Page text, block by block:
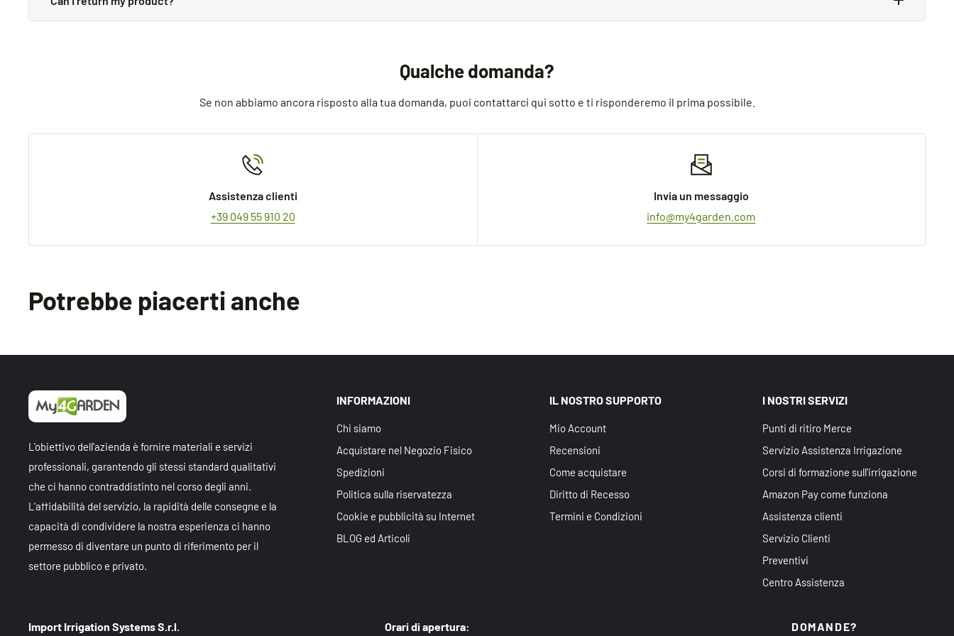
Qualche domanda?
Se non abbiamo ancora risposto alla tua domanda, puoi contattarci qui sotto e ti risponderemo il prima possibile.
Assistenza clienti
+39 049 55 910 20
Invia un messaggio
info@my4garden.com
Potrebbe piacerti anche
L'obiettivo dell'azienda è fornire materiali e servizi
professionali, garantendo gli stessi standard qualitativi
che ci hanno contraddistinto nel corso degli anni.
L'affidabilità del servizio, la rapidità delle consegne e la
capacità di condividere la nostra esperienza ci hanno
permesso di diventare un punto di riferimento per il
settore pubblico e privato.
INFORMAZIONI
Chi siamo
Acquistare nel Negozio Fisico
Spedizioni
Politica sulla riservatezza
Cookie e pubblicità su Internet
BLOG ed Articoli
IL NOSTRO SUPPORTO
Mio Account
Recensioni
Come acquistare
Diritto di Recesso
Termini e Condizioni
I NOSTRI SERVIZI
Punti di ritiro Merce
Servizio Assistenza Irrigazione
Corsi di formazione sull'irrigazione
Amazon Pay come funziona
Assistenza clienti
Servizio Clienti
Preventivi
Centro Assistenza
Import Irrigation Systems S.r.l. Orari di apertura: DOMANDE?